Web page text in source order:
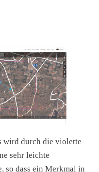
wird durch die violette
sehr leichte
so dass ein Merkmal in